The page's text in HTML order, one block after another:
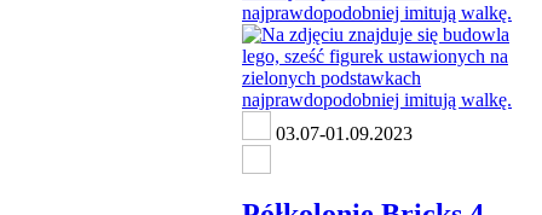
03.07-01.09.2023